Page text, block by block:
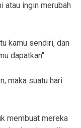
atau ingin merubah
kamu sendiri, dan
dapatkan"
maka suatu hari
membuat mereka